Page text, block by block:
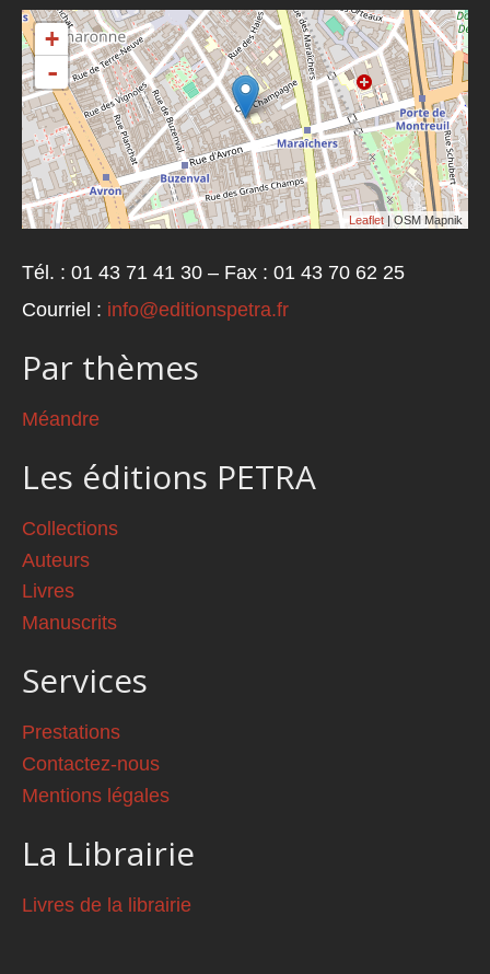
+
-
Leaflet | OSM Mapnik
Tél. : 01 43 71 41 30 – Fax : 01 43 70 62 25
Courriel : info@editionspetra.fr
Par thèmes
Méandre
Les éditions PETRA
Collections
Auteurs
Livres
Manuscrits
Services
Prestations
Contactez-nous
Mentions légales
La Librairie
Livres de la librairie